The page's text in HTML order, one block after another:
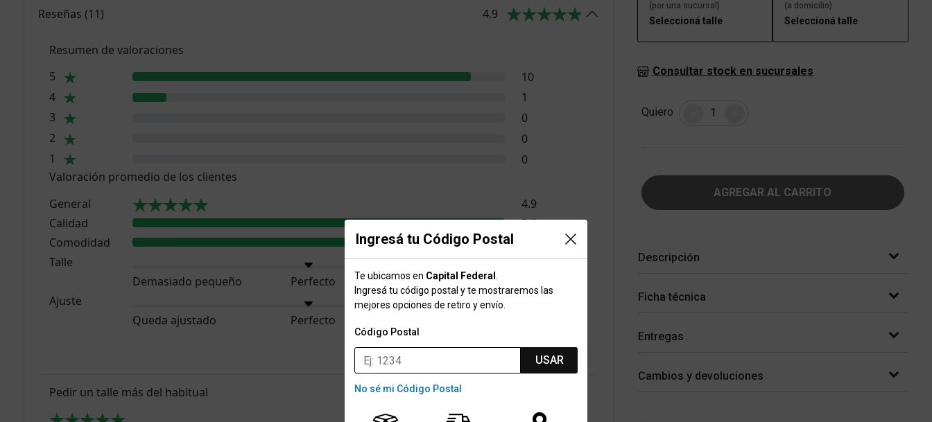
Ingresá tu Código Postal
Te ubicamos en Capital Federal
Ingresá tu código postal y te mostraremos las
mejores opciones de retiro y envío.
Código Postal
USAR
No sé mi Código Postal
Reseñas (11) 4.9
Resumen de valoraciones
5
10
4
1
3
0
2
0
1
0
Valoración promedio de los clientes
General
4.9
Calidad
5.0
Comodidad
Talle
Demasiado pequeño
Perfecto
Demasiado grande
Ajuste
Queda ajustado
Perfecto
Pedir un talle más del habitual
(por una sucursal)
Seleccioná talle
(a domicilio)
Seleccioná talle
Consultar stock en sucursales
Quiero Cantidad
AGREGAR AL CARRITO
Descripción
Ficha técnica
Entregas
Cambios y devoluciones